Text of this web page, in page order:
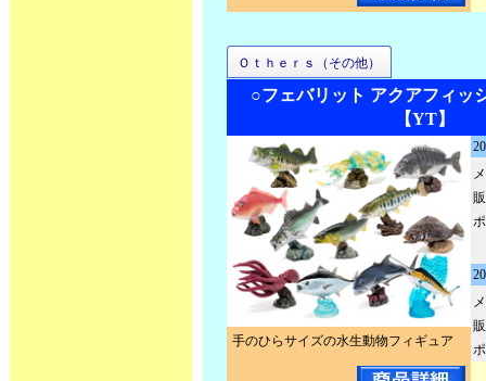
Ｏｔｈｅｒｓ（その他）
○フェバリット アクアフィッ
【YT】
手のひらサイズの水生動物フィギュア